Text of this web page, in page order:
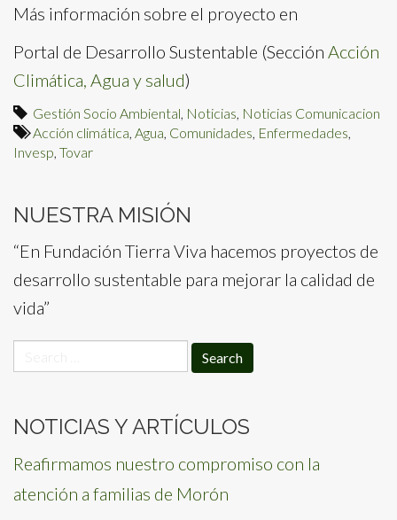
Más información sobre el proyecto en
Portal de Desarrollo Sustentable (Sección Acción
Climática, Agua y salud)
Gestión Socio Ambiental, Noticias, Noticias Comunicacion
Acción climática, Agua, Comunidades, Enfermedades,
Invesp, Tovar
NUESTRA MISIÓN
“En Fundación Tierra Viva hacemos proyectos de
desarrollo sustentable para mejorar la calidad de
vida”
for:
NOTICIAS Y ARTÍCULOS
Reafirmamos nuestro compromiso con la
atención a familias de Morón